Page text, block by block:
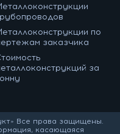
по
заказчика
за
Все права защищены.
касающаяся